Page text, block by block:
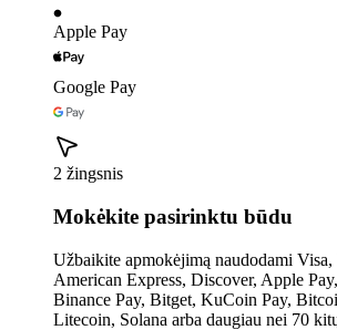
Apple Pay
Google Pay
2 žingsnis
Mokėkite pasirinktu būdu
Užbaikite apmokėjimą naudodami Visa,
American Express, Discover, Apple
Binance Pay, Bitget, KuCoin Pay,
Litecoin, Solana arba daugiau nei 70